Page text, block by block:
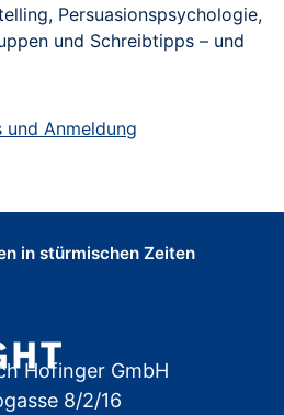
Persuasionspsychologie,
und Schreibtipps – und
und Anmeldung
in stürmischen Zeiten
Hofinger GmbH
8/2/16